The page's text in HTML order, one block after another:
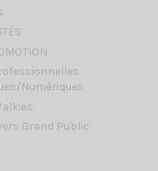
Numériques
Grand Public